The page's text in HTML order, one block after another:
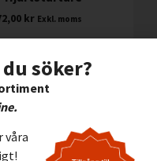
kr Exkl. moms
söker?
våra